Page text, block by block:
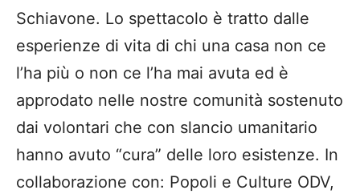
Schiavone. Lo spettacolo è tratto dalle
esperienze di vita di chi una casa non ce
l’ha più o non ce l’ha mai avuta ed è
approdato nelle nostre comunità sostenuto
dai volontari che con slancio umanitario
hanno avuto “cura” delle loro esistenze. In
collaborazione con: Popoli e Culture ODV,